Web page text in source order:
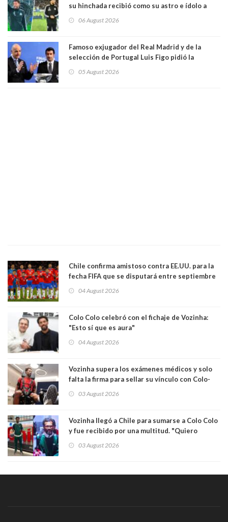
su hinchada recibió como su astro e ídolo a
06 August 2026
Famoso exjugador del Real Madrid y de la
selección de Portugal Luis Figo pidió la
comportamiento más bajo y cobarde que he
05 August 2026
Chile confirma amistoso contra EE.UU. para la
fecha FIFA que se disputará entre septiembre
04 August 2026
Colo Colo celebró con el fichaje de Vozinha:
"Esto sí que es aura"
04 August 2026
Vozinha supera los exámenes médicos y solo
falta la firma para sellar su vínculo con Colo-
03 August 2026
Vozinha llegó a Chile para sumarse a Colo Colo
y fue recibido por una multitud. "Quiero
hinchas"
03 August 2026